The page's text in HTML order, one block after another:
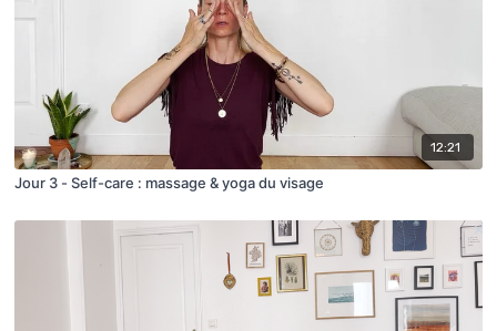
12:21
Jour 3 - Self-care : massage & yoga du visage